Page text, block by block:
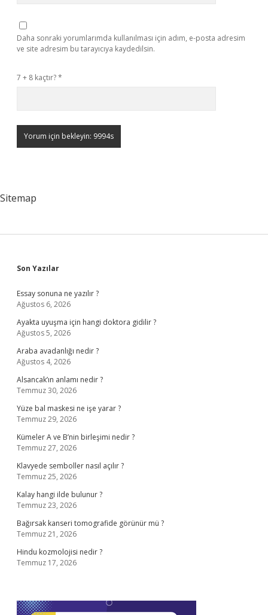
Daha sonraki yorumlarımda kullanılması için adım, e-posta adresim
ve site adresim bu tarayıcıya kaydedilsin.
7 + 8 kaçtır?*
Sitemap
Sidebar
Son Yazılar
Essay sonuna ne yazılır ?
Ağustos 6, 2026
Ayakta uyuşma için hangi doktora gidilir ?
Ağustos 5, 2026
Araba avadanlığı nedir ?
Ağustos 4, 2026
Alsancak’ın anlamı nedir ?
Temmuz 30, 2026
Yüze bal maskesi ne işe yarar ?
Temmuz 29, 2026
Kümeler A ve B’nin birleşimi nedir ?
Temmuz 27, 2026
Klavyede semboller nasıl açılır ?
Temmuz 25, 2026
Kalay hangi ilde bulunur ?
Temmuz 23, 2026
Bağırsak kanseri tomografide görünür mü ?
Temmuz 21, 2026
Hindu kozmolojisi nedir ?
Temmuz 17, 2026